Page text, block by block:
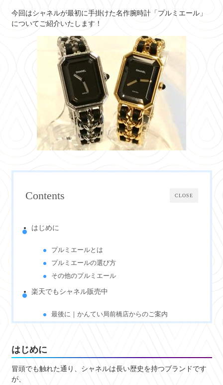
今回はシャネルが最初に手掛けた名作腕時計「プルミエール」
についてご紹介いたします！
CLOSE
Contents
はじめに
プルミエールとは
プルミエールの選び方
その他のプルミエール
楽天でもシャネル販売中
最後に｜かんてい局前橋店からのご案内
はじめに
冒頭でも触れた通り、シャネルは長い歴史を持つブランドです
が、